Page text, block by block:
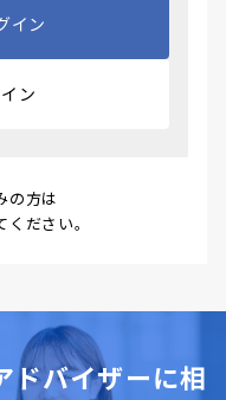
イン
ン
の方は
ください。
ドバイザーに相